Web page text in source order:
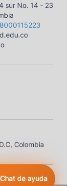
sur No. 14 - 23
Colombia
Chat de ayuda